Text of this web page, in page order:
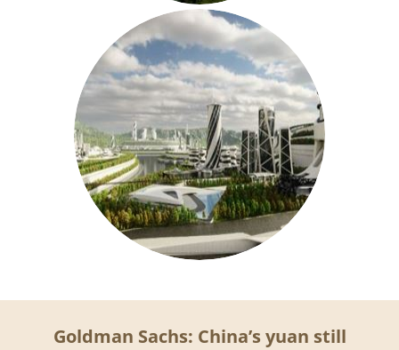
Goldman Sachs: China’s yuan still